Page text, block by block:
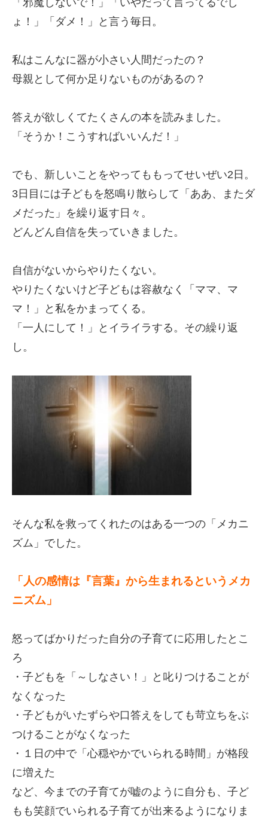
「邪魔しないで！」「いやだって言ってるでし
ょ！」「ダメ！」と言う毎日。
私はこんなに器が小さい人間だったの？
母親として何か足りないものがあるの？
答えが欲しくてたくさんの本を読みました。
「そうか！こうすればいいんだ！」
でも、新しいことをやってももってせいぜい2日。
3日目には子どもを怒鳴り散らして「ああ、またダ
メだった」を繰り返す日々。
どんどん自信を失っていきました。
自信がないからやりたくない。
やりたくないけど子どもは容赦なく「ママ、マ
マ！」と私をかまってくる。
「一人にして！」とイライラする。その繰り返
し。
そんな私を救ってくれたのはある一つの「メカニ
ズム」でした。
「人の感情は『言葉』から生まれるというメカ
ニズム」
怒ってばかりだった自分の子育てに応用したとこ
ろ
・子どもを「～しなさい！」と叱りつけることが
なくなった
・子どもがいたずらや口答えをしても苛立ちをぶ
つけることがなくなった
・１日の中で「心穏やかでいられる時間」が格段
に増えた
など、今までの子育てが嘘のように自分も、子ど
もも笑顔でいられる子育てが出来るようになりま